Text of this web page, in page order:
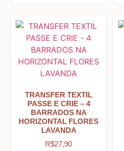
Listrados e Xadrez
Tecidos Estampados e Florais
Tecidos de Páscoa
TRANSFER TEXTIL
PASSE E CRIE – 4
BARRADOS NA
HORIZONTAL FLORES
LAVANDA
R$27,90